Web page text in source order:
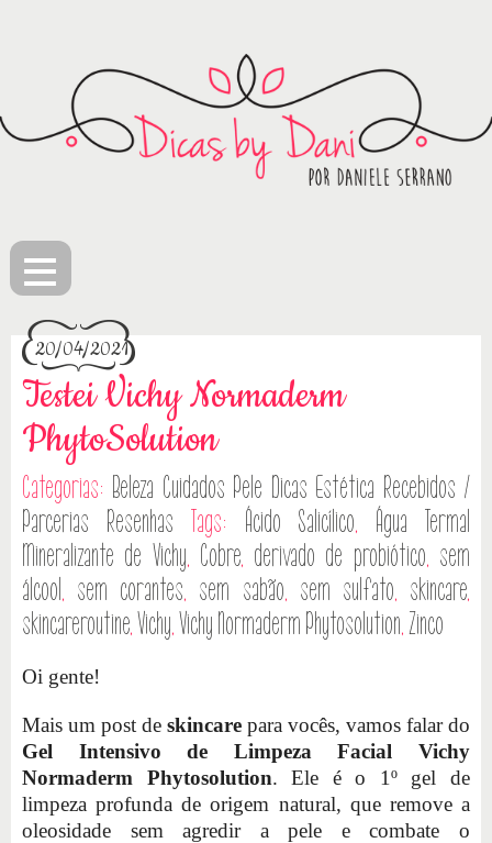
≡
20/04/2021
Testei Vichy Normaderm
PhytoSolution
Categorias: Beleza Cuidados Pele Dicas Estética Recebidos /
Parcerias Resenhas Tags: Ácido Salicílico, Água Termal
Mineralizante de Vichy, Cobre, derivado de probiótico, sem
álcool, sem corantes, sem sabão, sem sulfato, skincare,
skincareroutine,Vichy,Vichy Normaderm Phytosolution, Zinco
Oi gente!
Mais um post de skincare para vocês, vamos falar do
Gel Intensivo de Limpeza Facial Vichy
Normaderm Phytosolution. Ele é o 1º gel de
limpeza profunda de origem natural, que remove a
oleosidade sem agredir a pele e combate o